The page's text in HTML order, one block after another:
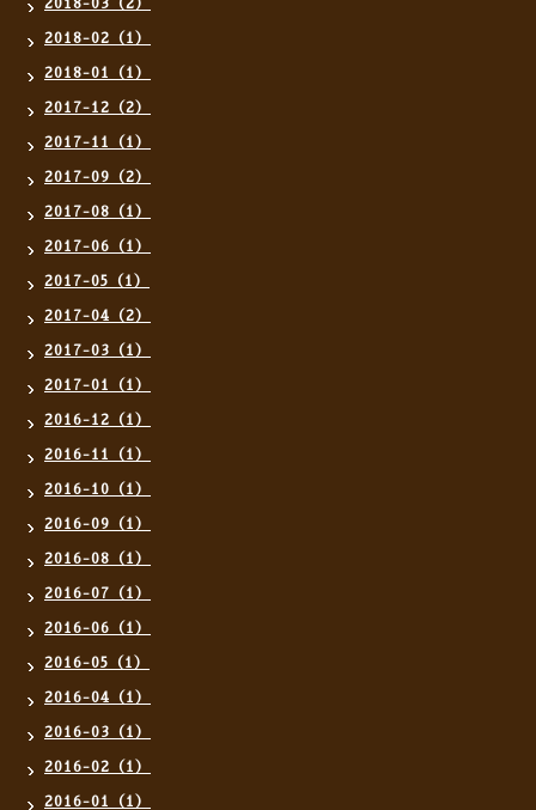
2018-03（2）
2018-02（1）
2018-01（1）
2017-12（2）
2017-11（1）
2017-09（2）
2017-08（1）
2017-06（1）
2017-05（1）
2017-04（2）
2017-03（1）
2017-01（1）
2016-12（1）
2016-11（1）
2016-10（1）
2016-09（1）
2016-08（1）
2016-07（1）
2016-06（1）
2016-05（1）
2016-04（1）
2016-03（1）
2016-02（1）
2016-01（1）